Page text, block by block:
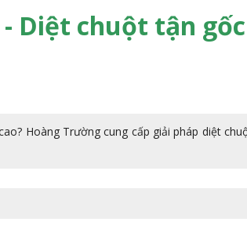
Diệt chuột tận gốc
Hoàng Trường cung cấp giải pháp diệt